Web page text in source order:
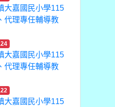
大嘉國民小學115
代理專任輔導教
大嘉國民小學115
代理專任輔導教
大嘉國民小學115